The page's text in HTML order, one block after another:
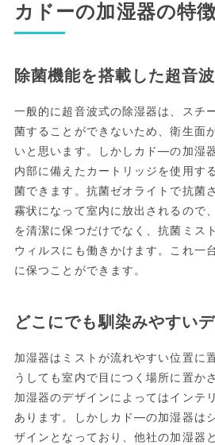
カドーの加湿器の特
除菌機能を搭載した超音
一般的に超音波式の除湿器は、スチ
菌することができないため、衛生面
いと思います。しかしカド―の加湿
内部に備えたカートリッジを使用す
菌できます。抗菌ゼオライトで抗菌
霧状になって室内に放出されるので
を清潔に保つだけでなく、抗菌ミス
ウィルスにも働きかけます。これ一
に保つことができます。
どこにでも馴染みやすい
加湿器はミストが流れやすい位置に
うしても室内で目につく場所に置か
加湿器のデザインによってはインテ
あります。しかしカド―の加湿器は
ザインとなっており、他社の加湿器